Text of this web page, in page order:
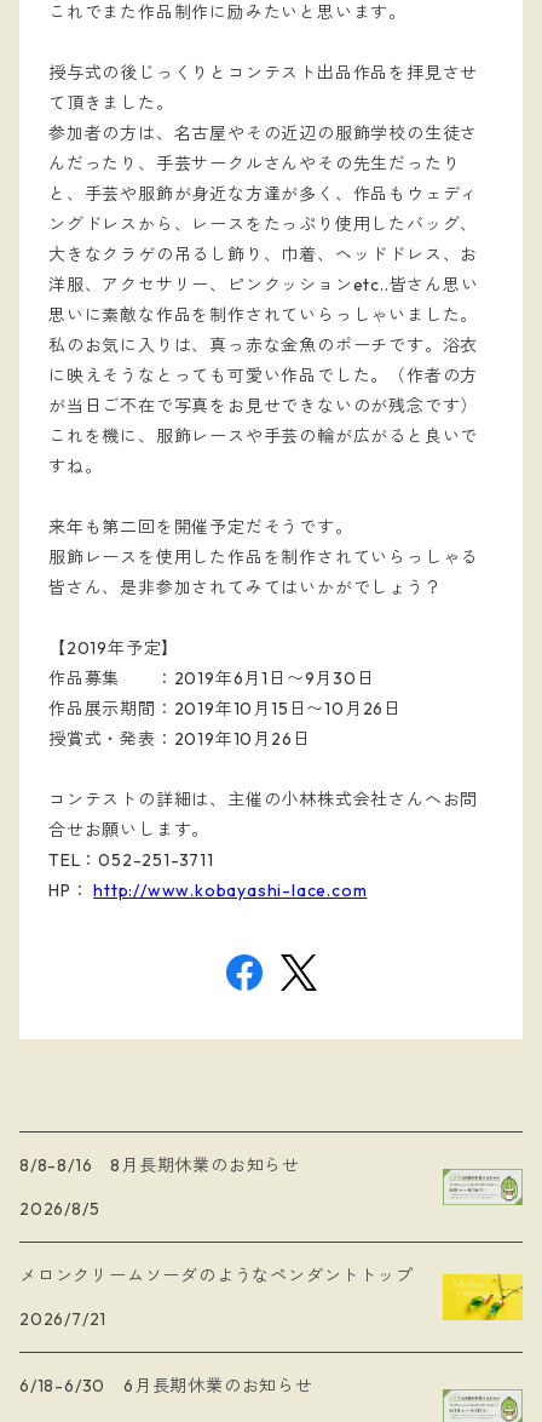
これでまた作品制作に励みたいと思います。
授与式の後じっくりとコンテスト出品作品を拝見させ
て頂きました。
参加者の方は、名古屋やその近辺の服飾学校の生徒さ
んだったり、手芸サークルさんやその先生だったり
と、手芸や服飾が身近な方達が多く、作品もウェディ
ングドレスから、レースをたっぷり使用したバッグ、
大きなクラゲの吊るし飾り、巾着、ヘッドドレス、お
洋服、アクセサリー、ピンクッションetc..皆さん思い
思いに素敵な作品を制作されていらっしゃいました。
私のお気に入りは、真っ赤な金魚のポーチです。浴衣
に映えそうなとっても可愛い作品でした。（作者の方
が当日ご不在で写真をお見せできないのが残念です）
これを機に、服飾レースや手芸の輪が広がると良いで
すね。
来年も第二回を開催予定だそうです。
服飾レースを使用した作品を制作されていらっしゃる
皆さん、是非参加されてみてはいかがでしょう？
【2019年予定】
作品募集 ：2019年6月1日〜9月30日
作品展示期間：2019年10月15日〜10月26日
授賞式・発表：2019年10月26日
コンテストの詳細は、主催の小林株式会社さんへお問
合せお願いします。
TEL：052-251-3711
HP：http://www.kobayashi-lace.com
8/8-8/16 8月長期休業のお知らせ
2026/8/5
メロンクリームソーダのようなペンダントトップ
2026/7/21
6/18-6/30 6月長期休業のお知らせ